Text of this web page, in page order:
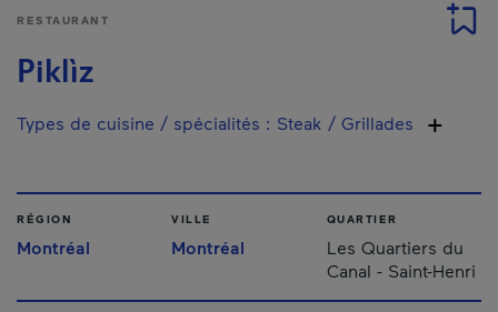
RESTAURANT
Piklìz
Types de cuisine / spécialités : Steak / Grillades
RÉGION
Montréal
VILLE
Montréal
QUARTIER
Les Quartiers du
Canal - Saint-Henri